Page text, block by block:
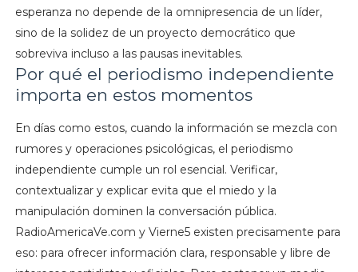
esperanza no depende de la omnipresencia de un líder,
sino de la solidez de un proyecto democrático que
sobreviva incluso a las pausas inevitables.
Por qué el periodismo independiente
importa en estos momentos
En días como estos, cuando la información se mezcla con
rumores y operaciones psicológicas, el periodismo
independiente cumple un rol esencial. Verificar,
contextualizar y explicar evita que el miedo y la
manipulación dominen la conversación pública.
RadioAmericaVe.com y Vierne5 existen precisamente para
eso: para ofrecer información clara, responsable y libre de